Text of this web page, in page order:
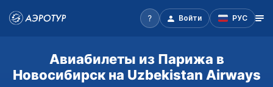
Войти РУС
Авиабилеты из Парижа в
Новосибирск на Uzbekistan Airways